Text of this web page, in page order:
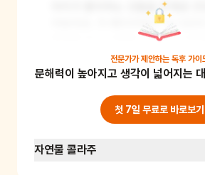
아이가 좋아하는 것들을 주제로 간
어보아요. 각 페이지마다 "난 OO
문장을 쓰고 그림을 그리거나 사진
이 활동을 통해 자신의 감정을 표현
창의력을 기를 수 있어요. 준비물:
사진, 풀, 가위
전문가가 제안하는 독후 가이
문해력이 높아지고 생각이 넓어지는
첫 7일 무료로 바로보기
자연물 콜라주